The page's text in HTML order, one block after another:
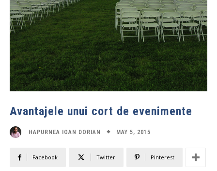
Avantajele unui cort de evenimente
HAPURNEA IOAN DORIAN MAY 5, 2015
Facebook Twitter Pinterest